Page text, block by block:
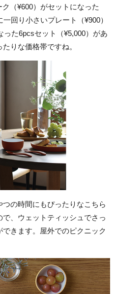
ク（¥600）がセットになった
回り小さいプレート（¥900）
った6pcsセット（¥5,000）があ
りな価格帯ですね。
の時間にもぴったりなこちら
、ウェットティッシュでさっ
きます。屋外でのピクニック